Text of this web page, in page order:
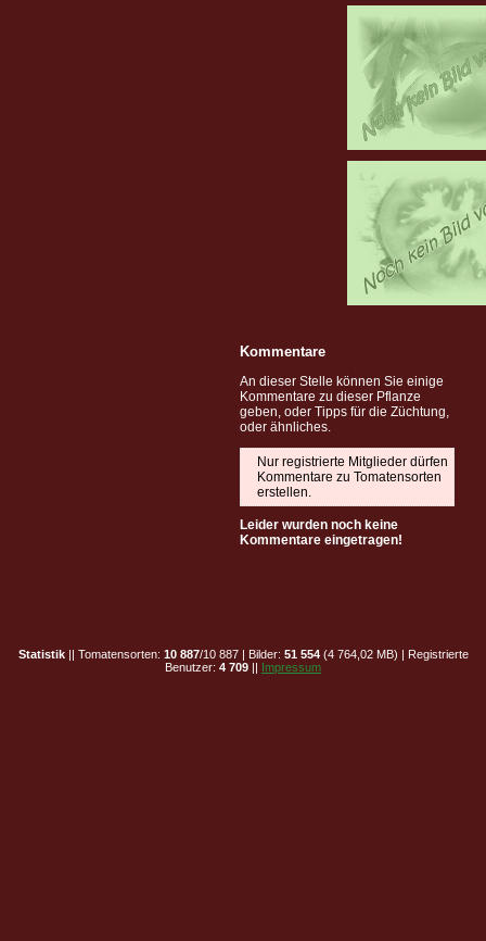
Kommentare
An dieser Stelle können Sie einige
Kommentare zu dieser Pflanze
geben, oder Tipps für die Züchtung,
oder ähnliches.
Nur registrierte Mitglieder dürfen
Kommentare zu Tomatensorten
erstellen.
Leider wurden noch keine
Kommentare eingetragen!
Statistik|| Tomatensorten: 10 887/10 887 | Bilder: 51 554(4 764,02 MB) | Registrierte
Benutzer: 4 709 || Impressum